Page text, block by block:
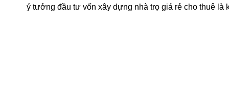
ý tưởng đầu tư vốn xây dựng nhà trọ giá rẻ cho thuê là